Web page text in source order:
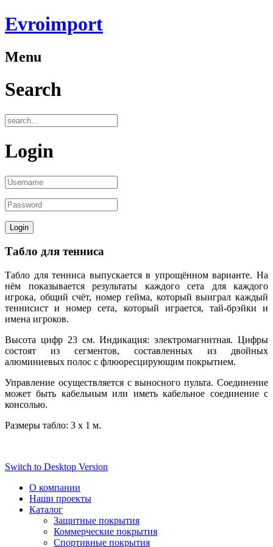
Evroimport
Menu
Search
Login
Табло для тенниса
Табло для тенниса выпускается в упрощённом варианте. На
нём показывается результаты каждого сета для каждого
игрока, общий счёт, номер гейма, который выиграл каждый
теннисист и номер сета, который играется, тай-брэйки и
имена игроков.
Высота цифр 23 см. Индикация: электромагнитная. Цифры
состоят из сегментов, составленных из двойных
алюминиевых полос с флюоресцирующим покрытием.
Управление осуществляется с выносного пульта. Соединение
может быть кабельным или иметь кабельное соединение с
консолью.
Размеры табло: 3 х 1 м.
Switch to Desktop Version
О компании
Наши проекты
Каталог
Защитные покрытия
Коммерческие покрытия
Спортивные покрытия